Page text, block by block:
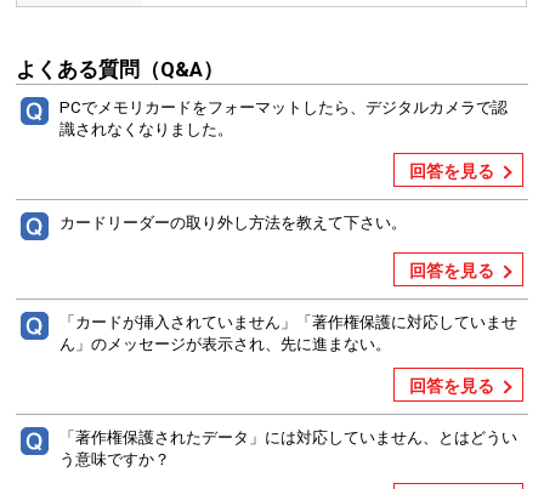
よくある質問（Q&A）
PCでメモリカードをフォーマットしたら、デジタルカメラで認
識されなくなりました。
回答を見る
カードリーダーの取り外し方法を教えて下さい。
回答を見る
「カードが挿入されていません」「著作権保護に対応していませ
ん」のメッセージが表示され、先に進まない。
回答を見る
「著作権保護されたデータ」には対応していません、とはどうい
う意味ですか？